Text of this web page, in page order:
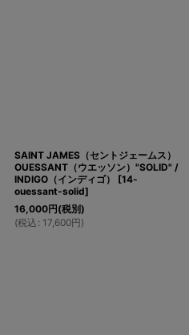
SAINT JAMES（セントジェームス）
OUESSANT（ウエッソン）"SOLID" /
INDIGO（インディゴ）
[14-
ouessant-solid]
16,000円(税別)
(税込 : 17,600円)